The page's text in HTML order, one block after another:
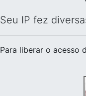
Seu IP fez
Para liberar o acesso